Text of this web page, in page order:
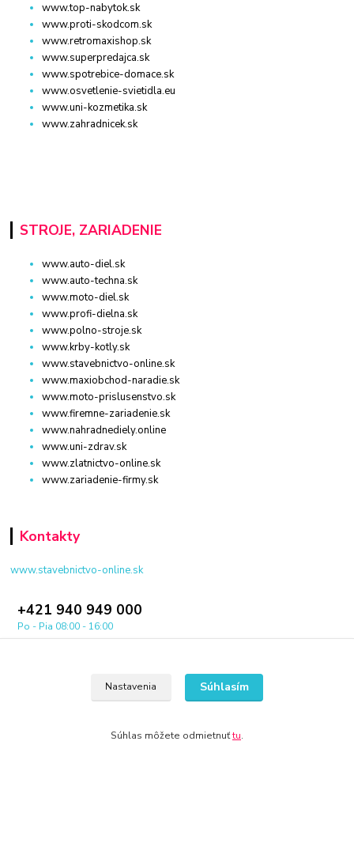
www.top-nabytok.sk
www.proti-skodcom.sk
www.retromaxishop.sk
www.superpredajca.sk
www.spotrebice-domace.sk
www.osvetlenie-svietidla.eu
www.uni-kozmetika.sk
www.zahradnicek.sk
STROJE, ZARIADENIE
www.auto-diel.sk
www.auto-techna.sk
www.moto-diel.sk
www.profi-dielna.sk
www.polno-stroje.sk
www.krby-kotly.sk
www.stavebnictvo-online.sk
www.maxiobchod-naradie.sk
www.moto-prislusenstvo.sk
www.firemne-zariadenie.sk
www.nahradnediely.online
www.uni-zdrav.sk
www.zlatnictvo-online.sk
www.zariadenie-firmy.sk
Kontakty
www.stavebnictvo-online.sk
+421 940 949 000
Po - Pia 08:00 - 16:00
Nastavenia Súhlasím
Súhlas môžete odmietnuťtu.